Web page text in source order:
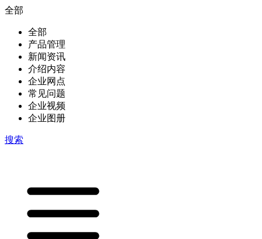
全部
全部
产品管理
新闻资讯
介绍内容
企业网点
常见问题
企业视频
企业图册
搜索